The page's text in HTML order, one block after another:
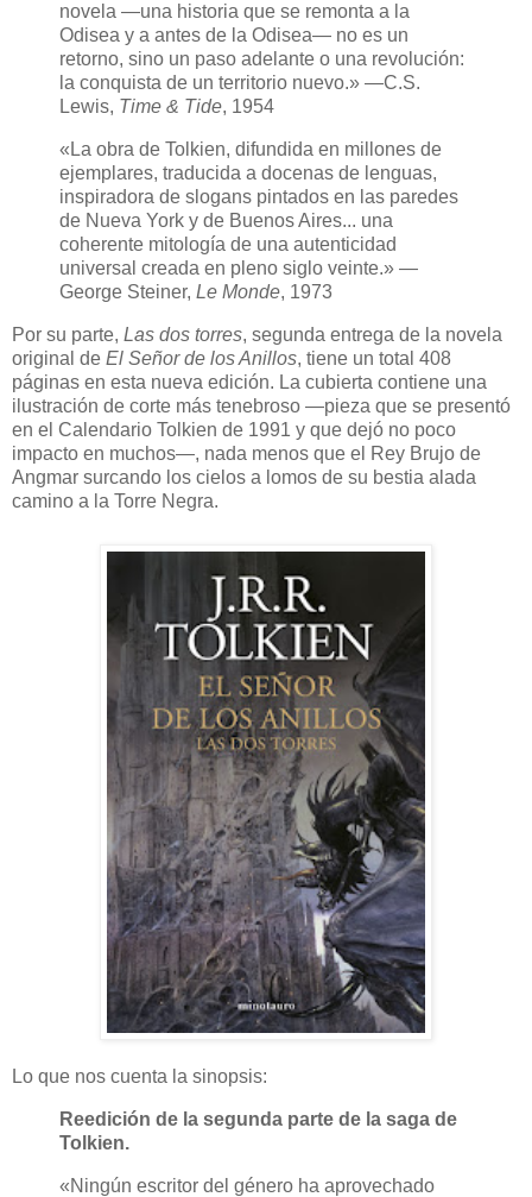
novela —una historia que se remonta a la
Odisea y a antes de la Odisea— no es un
retorno, sino un paso adelante o una revolución:
la conquista de un territorio nuevo.» —C.S.
Lewis, Time & Tide, 1954
«La obra de Tolkien, difundida en millones de
ejemplares, traducida a docenas de lenguas,
inspiradora de slogans pintados en las paredes
de Nueva York y de Buenos Aires... una
coherente mitología de una autenticidad
universal creada en pleno siglo veinte.» —
George Steiner, Le Monde, 1973
Por su parte, Las dos torres, segunda entrega de la novela
original de El Señor de los Anillos, tiene un total 408
páginas en esta nueva edición. La cubierta contiene una
ilustración de corte más tenebroso —pieza que se presentó
en el Calendario Tolkien de 1991 y que dejó no poco
impacto en muchos—, nada menos que el Rey Brujo de
Angmar surcando los cielos a lomos de su bestia alada
camino a la Torre Negra.
Lo que nos cuenta la sinopsis:
Reedición de la segunda parte de la saga de
Tolkien.
«Ningún escritor del género ha aprovechado